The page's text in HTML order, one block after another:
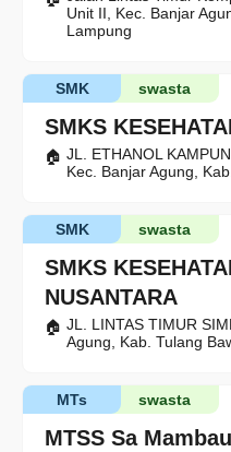
Unit II, Kec. Banjar
Lampung
SMKS
swasta
SMK
JL. ETHANOL
Kec. Banjar Agung,
SMKS
NUSANTARA
swasta
SMK
JL. LINTAS TIMUR
Agung, Kab. Tulang
MTSS Sa
swasta
MTs